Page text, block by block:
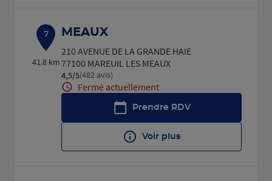
7
41.8 km
MEAUX
210 AVENUE DE LA GRANDE HAIE
77100 MAREUIL LES MEAUX
4,5/5Note de 4.5 sur 5
(482 avis)
Fermé actuellement
Prendre RDV
Voir plus